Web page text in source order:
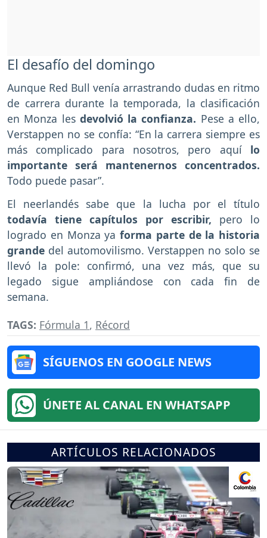
El desafío del domingo
Aunque Red Bull venía arrastrando dudas en ritmo
de carrera durante la temporada, la clasificación
en Monza lesdevolvió la confianza. Pese a ello,
Verstappen no se confía: “En la carrera siempre es
más complicado para nosotros, pero aquí lo
importante será mantenernos concentrados.
Todo puede pasar”.
El neerlandés sabe que la lucha por el título
todavía tiene capítulos por escribir, pero lo
logrado en Monza ya forma parte de la historia
grande del automovilismo. Verstappen no solo se
llevó la pole: confirmó, una vez más, que su
legado sigue ampliándose con cada fin de
semana.
TAGS: Fórmula 1, Récord
SÍGUENOS EN GOOGLE NEWS
ÚNETE AL CANAL EN WHATSAPP
ARTÍCULOS RELACIONADOS